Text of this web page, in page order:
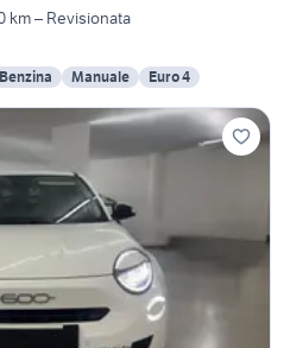
km – Revisionata
Benzina Manuale Euro 4